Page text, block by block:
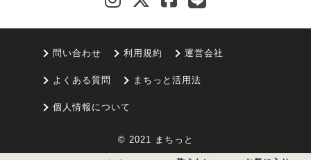
問い合わせ 利用規約 運営会社
よくある質問 まちっと活用法
個人情報について
© 2021 まちっと